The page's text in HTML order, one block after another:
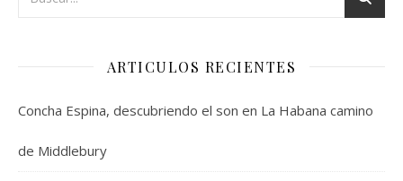
ARTICULOS RECIENTES
Concha Espina, descubriendo el son en La Habana camino
de Middlebury